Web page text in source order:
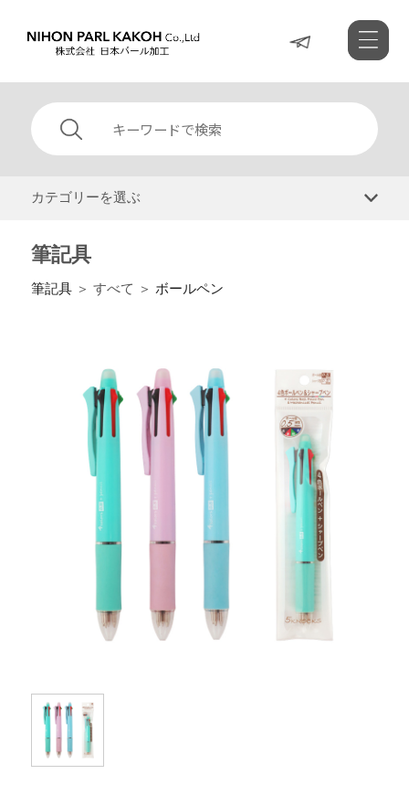
カテゴリーを選ぶ
筆記具
筆記具＞ すべて ＞ ボールペン